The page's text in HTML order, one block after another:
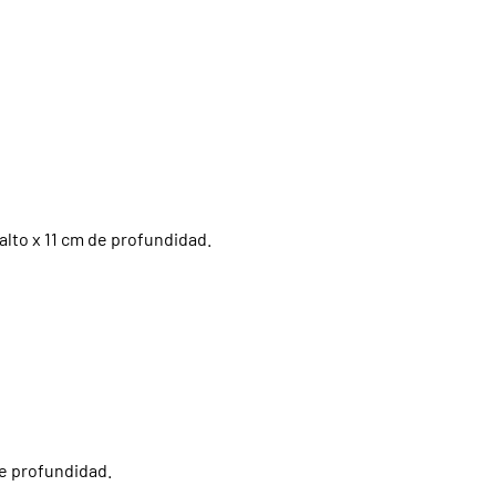
x 11 cm de profundidad.
profundidad.